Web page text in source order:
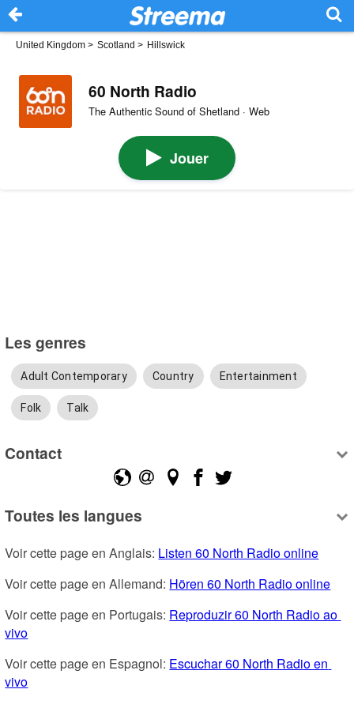
United Kingdom > Scotland > Hillswick
60 North Radio
The Authentic Sound of Shetland · Web
Jouer
Les genres
Adult Contemporary Country Entertainment
Folk Talk
Contact
Toutes les langues
Voir cette page en Anglais: Listen 60 North Radio online
Voir cette page en Allemand: Hören 60 North Radio online
Voir cette page en Portugais: Reproduzir 60 North Radio ao
vivo
Voir cette page en Espagnol: Escuchar 60 North Radio en
vivo